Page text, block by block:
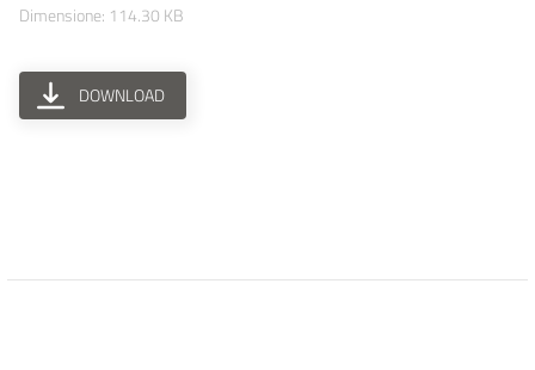
Dimensione: 114.30 KB
DOWNLOAD